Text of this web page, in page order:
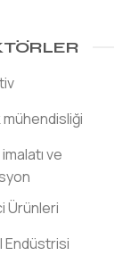
ve
Ürünleri
Endüstrisi